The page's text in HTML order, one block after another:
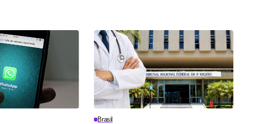
Brasil